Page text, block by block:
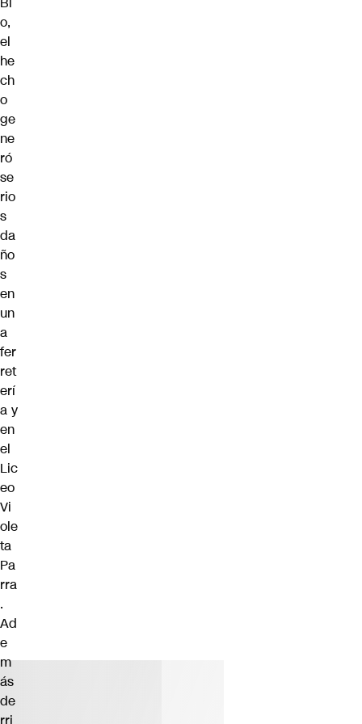
o,
el
he
ch
o
ge
ne
ró
se
rio
s
da
ño
s
en
un
a
fer
ret
erí
a y
en
el
Lic
eo
Vi
ole
ta
Pa
rra
.
Ad
e
m
ás
de
rri